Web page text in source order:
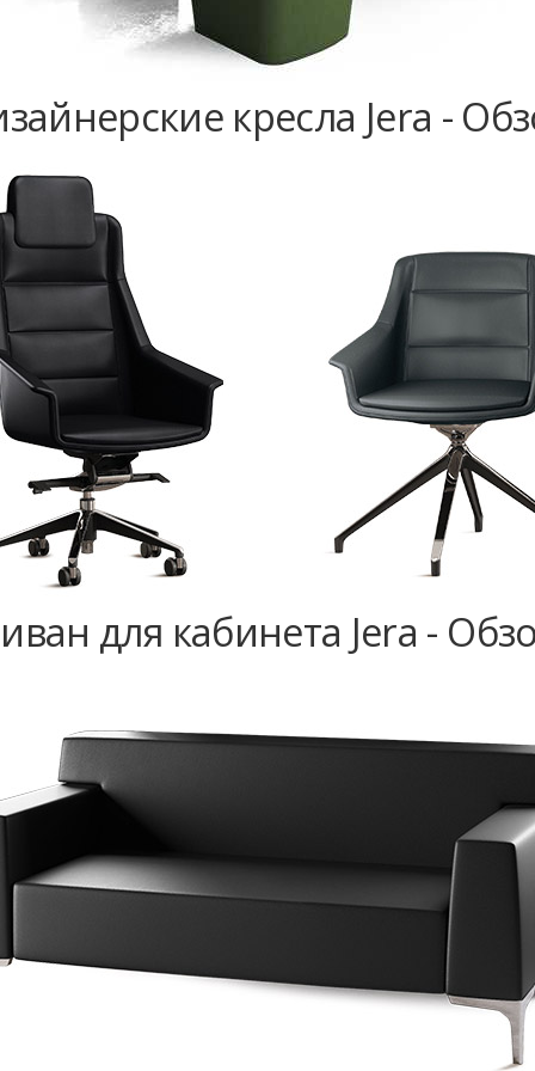
кресла Jera -
для кабинета Jera -